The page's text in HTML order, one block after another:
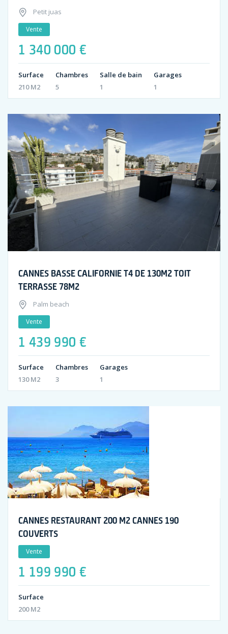
Petit juas
Vente
1 340 000 €
Surface
210 M2
Chambres
5
Salle de bain
1
Garages
1
CANNES BASSE CALIFORNIE T4 DE 130M2 TOIT
TERRASSE 78M2
Palm beach
Vente
1 439 990 €
Surface
130 M2
Chambres
3
Garages
1
CANNES RESTAURANT 200 M2 CANNES 190
COUVERTS
Vente
1 199 990 €
Surface
200 M2